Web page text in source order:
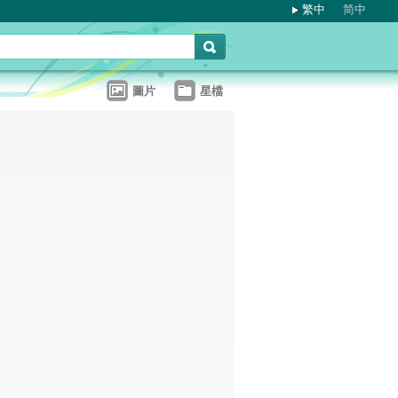
繁中 简中
圖片 星檔